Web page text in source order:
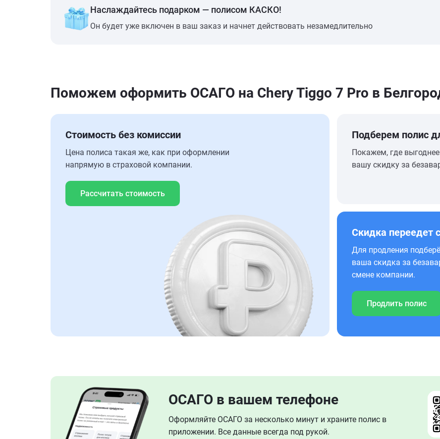
Наслаждайтесь подарком — полисом КАСКО!
Он будет уже включен в ваш заказ и начнет действовать незамедлительно
Поможем оформить ОСАГО на Chery Tiggo 7 Pro в
Стоимость без комиссии
Цена полиса такая же, как при оформлении
напрямую в страховой компании.
Рассчитать стоимость
Подберем полис
Покажем, где
вашу скидку за
Скидка переедет
Для продления
ваша скидка за
смене компании.
Продлить полис
ОСАГО в вашем телефоне
Оформляйте ОСАГО за несколько минут и храните полис в
приложении. Все данные всегда под рукой.